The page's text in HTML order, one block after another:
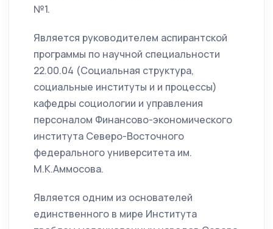
№1.
Является руководителем аспирантской
программы по научной специальности
22.00.04 (Социальная структура,
социальные институты и и процессы)
кафедры социологии и управления
персоналом Финансово-экономического
института Северо-Восточного
федерального университета им.
М.К.Аммосова.
Является одним из основателей
единственного в мире Института